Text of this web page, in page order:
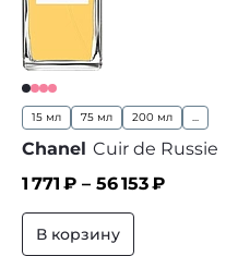
15 мл 75 мл 200 мл ...
Chanel Cuir de Russie
1 771 ₽ – 56 153₽
В корзину